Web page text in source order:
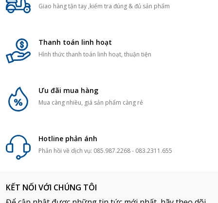
Giao hàng tận tay ,kiểm tra đúng & đủ sản phẩm
Thanh toán linh hoạt
Hình thức thanh toán linh hoạt, thuận tiện
Ưu đãi mua hàng
Mua càng nhiều, giá sản phẩm càng rẻ
Hotline phản ánh
Phản hồi về dịch vụ: 085.987.2268 - 083.2311.655
KẾT NỐI VỚI CHÚNG TÔI